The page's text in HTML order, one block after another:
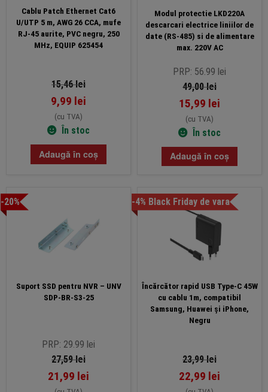
Cablu Patch Ethernet Cat6
U/UTP 5 m, AWG 26 CCA, mufe
RJ-45 aurite, PVC negru, 250
MHz, EQUIP 625454
15,46lei
9,99 lei
(cu TVA)
În stoc
Adaugă în coș
Modul protectie LKD220A
descarcari electrice liniilor de
date (RS-485) si de alimentare
max. 220V AC
PRP: 56.99 lei
49,00lei
15,99 lei
(cu TVA)
În stoc
Adaugă în coș
-20%
Suport SSD pentru NVR – UNV
SDP-BR-S3-25
PRP: 29.99 lei
27,59lei
21,99 lei
-4% Black Friday de vara
Încărcător rapid USB Type-C 45W
cu cablu 1m, compatibil
Samsung, Huawei și iPhone,
Negru
23,99lei
22,99 lei